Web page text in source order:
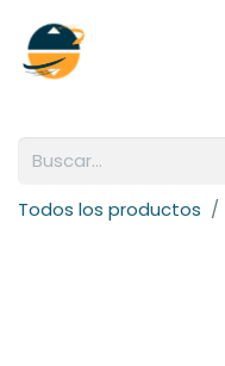
Todos los productos